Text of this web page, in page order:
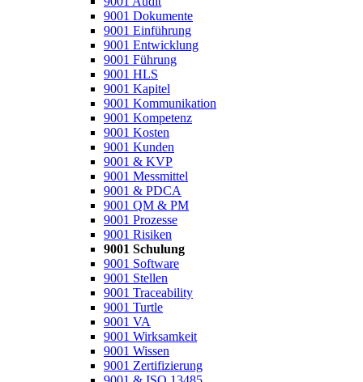
9001 Dokumente
9001 Einführung
9001 Entwicklung
9001 Führung
9001 HLS
9001 Kapitel
9001 Kommunikation
9001 Kompetenz
9001 Kosten
9001 Kunden
9001 & KVP
9001 Messmittel
9001 & PDCA
9001 QM & PM
9001 Prozesse
9001 Risiken
9001 Schulung
9001 Software
9001 Stellen
9001 Traceability
9001 Turtle
9001 VA
9001 Wirksamkeit
9001 Wissen
9001 Zertifizierung